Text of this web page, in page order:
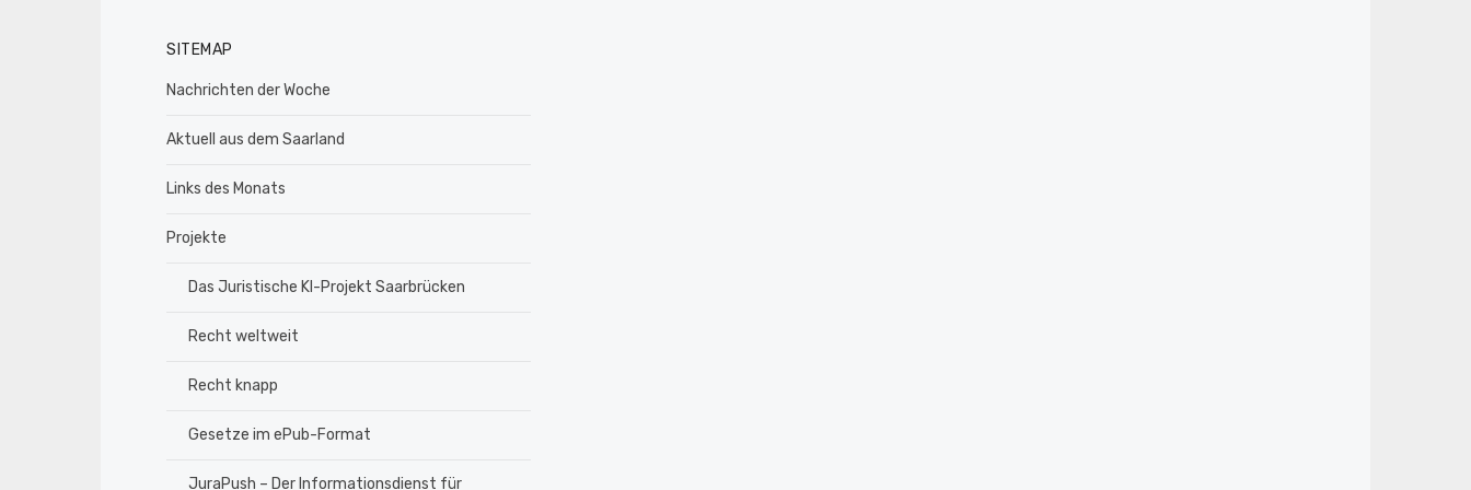
SITEMAP
Nachrichten der Woche
Aktuell aus dem Saarland
Links des Monats
Projekte
Das Juristische KI-Projekt Saarbrücken
Recht weltweit
Recht knapp
Gesetze im ePub-Format
JuraPush – Der Informationsdienst für